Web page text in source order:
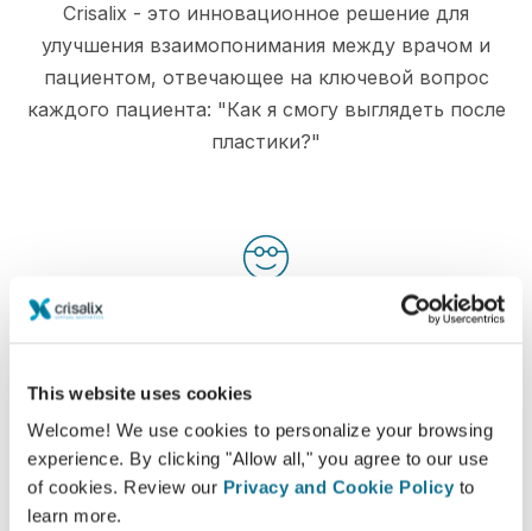
This website uses cookies
Welcome! We use cookies to personalize your browsing
experience. By clicking "Allow all," you agree to our use
of cookies. Review our Privacy and Cookie Policy to
learn more.
Crisalix - это инновационное решение для
улучшения взаимопонимания между врачом и
пациентом, отвечающее на ключевой вопрос
каждого пациента: "Как я смогу выглядеть после
пластики?"
продемонстрировать пациентам возможные
изначальную анатомию тела.